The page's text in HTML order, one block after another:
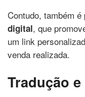
Contudo, também
digital, que
um link
venda realizada.
Tradução